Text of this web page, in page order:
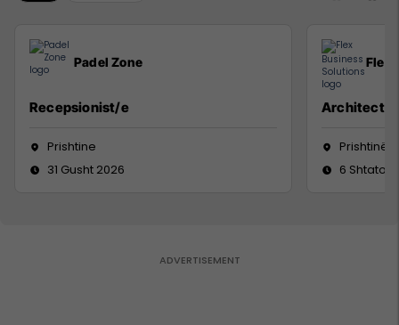
Padel Zone
Recepsionist/e
Prishtine
31 Gusht 2026
Flex
Architect
Prishtinë
6 Shtator